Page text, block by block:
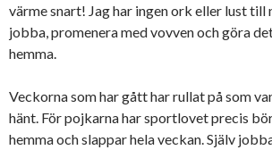
värme snart! Jag har ingen ork eller lust till
jobba, promenera med vovven och göra
hemma.
Veckorna som har gått har rullat på som
hänt. För pojkarna har sportlovet precis
hemma och slappar hela veckan. Själv